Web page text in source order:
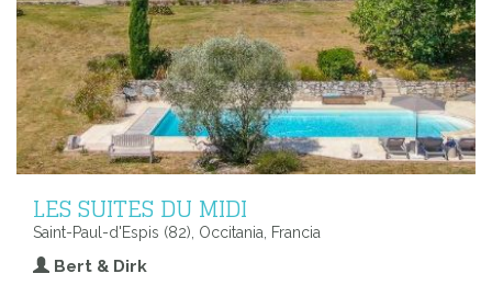
LES SUITES DU MIDI
Saint-Paul-d'Espis (82), Occitania, Francia
Bert & Dirk